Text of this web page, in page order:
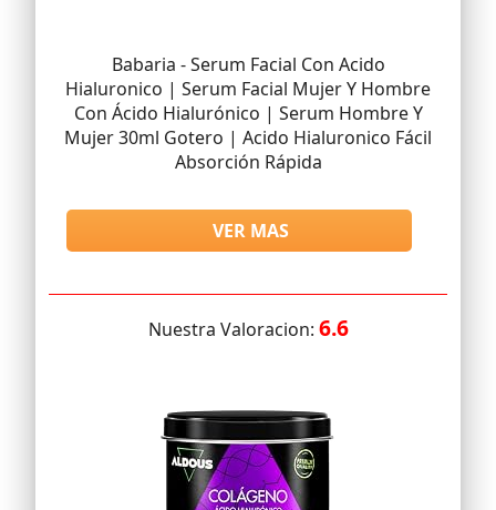
Babaria - Serum Facial Con Acido
Hialuronico | Serum Facial Mujer Y Hombre
Con Ácido Hialurónico | Serum Hombre Y
Mujer 30ml Gotero | Acido Hialuronico Fácil
Absorción Rápida
VER MAS
Nuestra Valoracion: 6.6